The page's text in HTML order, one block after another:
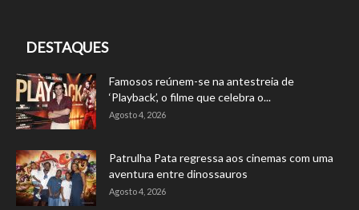
DESTAQUES
Famosos reúnem-se na antestreia de
‘Playback’, o filme que celebra o...
Agosto 4, 2026
Patrulha Pata regressa aos cinemas com uma
aventura entre dinossauros
Agosto 4, 2026